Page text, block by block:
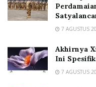
7 AGUSTUS
Akhirnya
Ini
7 AGUSTUS